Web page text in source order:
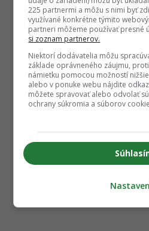
225 partnermi a môžu s nimi byť
využívané konkrétne týmito
partneri môžeme používať presné
si zoznam partnerov.
Niektorí dodávatelia môžu
základe oprávneného záujmu,
námietku pomocou možností
alebo v ponuke webu nájdite
môžete spravovať alebo odvolať
ochrany súkromia a súborov